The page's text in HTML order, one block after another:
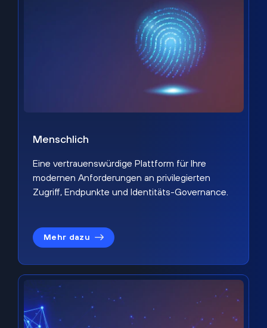
Menschlich
Eine vertrauenswürdige Plattform für Ihre
modernen Anforderungen an privilegierten
Zugriff, Endpunkte und Identitäts-Governance.
Mehr dazu